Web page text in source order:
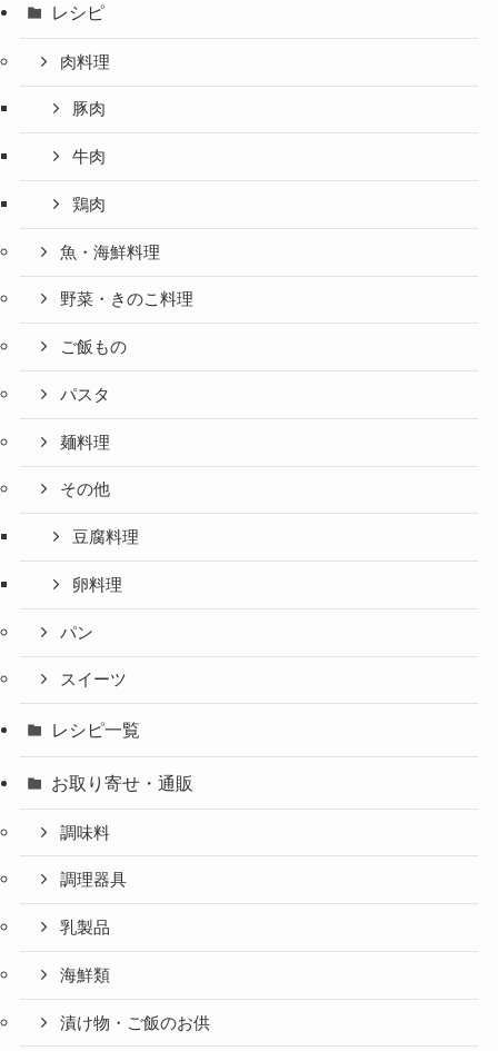
レシピ
肉料理
豚肉
牛肉
鶏肉
魚・海鮮料理
野菜・きのこ料理
ご飯もの
パスタ
麺料理
その他
豆腐料理
卵料理
パン
スイーツ
レシピ一覧
お取り寄せ・通販
調味料
調理器具
乳製品
海鮮類
漬け物・ご飯のお供